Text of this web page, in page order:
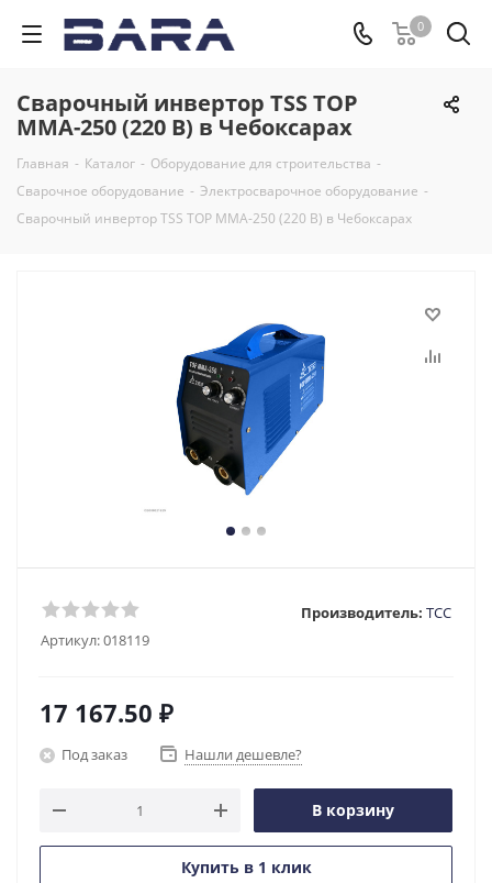
0
Сварочный инвертор TSS TOP
MMA-250 (220 В) в Чебоксарах
Главная - Каталог - Оборудование для строительства -
Сварочное оборудование - Электросварочное оборудование -
Сварочный инвертор TSS TOP MMA-250 (220 В) в Чебоксарах
Артикул:018119
Производитель: ТСС
17 167.50 ₽
Под заказ Нашли дешевле?
В корзину
Купить в 1 клик